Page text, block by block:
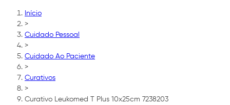
Início
>
Cuidado Pessoal
>
Cuidado Ao Paciente
>
Curativos
>
Curativo Leukomed T Plus 10x25cm 7238203